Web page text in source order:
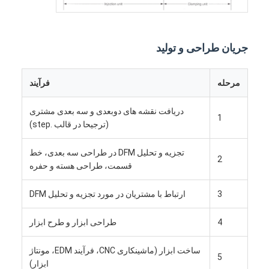
محصولات
فیلم های
جریان طراحی و تولید
مرحله فرآیند
1
دریافت نقشه های دوبعدی و سه بعدی مشتری
(ترجیحا در قالب .step)
2
تجزیه و تحلیل DFM در طراحی سه بعدی، خط
قسمت، طراحی هسته و حفره
3 ارتباط با مشتریان در مورد تجزیه و تحلیل DFM
4 طراحی ابزار و طرح ابزار
5
ساخت ابزار (ماشینکاری CNC، فرآیند EDM، مونتاژ
ابزار)